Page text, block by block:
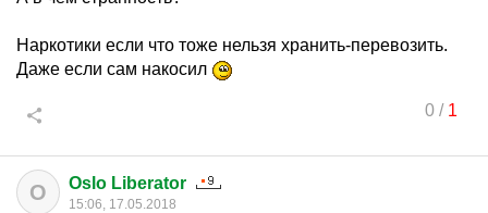
Наркотики если что тоже нельзя хранить-перевозить.
Даже если сам накосил
0/ 1
O Oslo Liberator
15:06, 17.05.2018